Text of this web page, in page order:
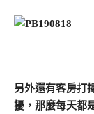
另外還有客房打
擾，那麼每天都